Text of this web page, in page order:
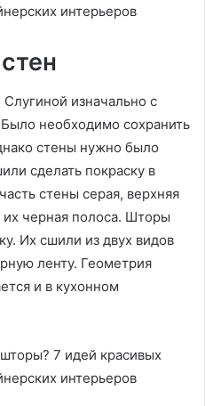
изначально с
необходимо сохранить
стены нужно было
сделать покраску в
стены серая, верхняя
черная полоса. Шторы
Их сшили из двух видов
ленту. Геометрия
и в кухонном